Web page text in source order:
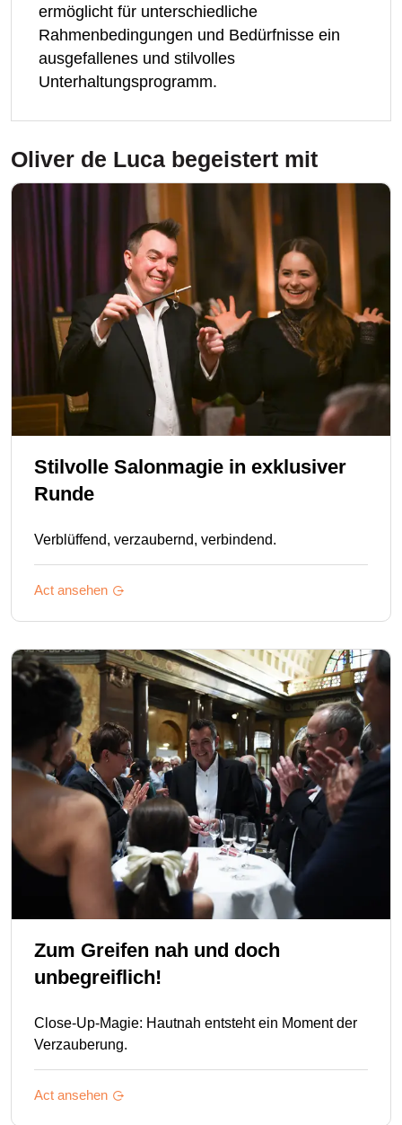
ermöglicht für unterschiedliche
Rahmenbedingungen und Bedürfnisse ein
ausgefallenes und stilvolles
Unterhaltungsprogramm.
Oliver de Luca begeistert mit
Stilvolle Salonmagie in exklusiver
Runde
Verblüffend, verzaubernd, verbindend.
Act ansehen
Zum Greifen nah und doch
unbegreiflich!
Close-Up-Magie: Hautnah entsteht ein Moment der
Verzauberung.
Act ansehen